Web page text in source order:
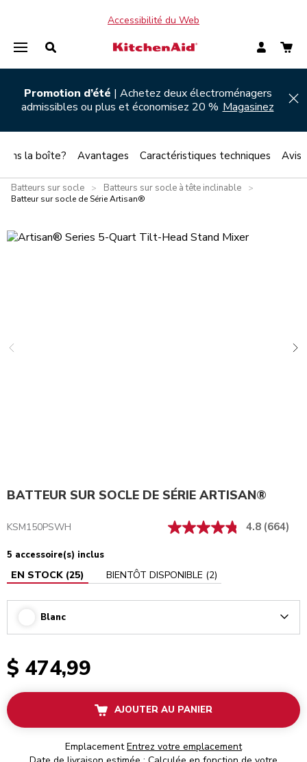
Accessibilité du Web
Promotion d’été | Achetez deux électroménagers
admissibles ou plus et économisez 20 % Magasinez
Batteurs sur socle > Batteurs sur socle à tête inclinable
>
Batteur sur socle de Série Artisan®
BATTEUR SUR SOCLE DE SÉRIE ARTISAN®
KSM150PSWH 4.8 (664)
5 accessoire(s) inclus
EN STOCK (25) BIENTÔT DISPONIBLE (2)
Blanc
$ 474,99
AJOUTER AU PANIER
Emplacement Entrez votre emplacement
la boîte? Avantages Caractéristiques techniques Avis